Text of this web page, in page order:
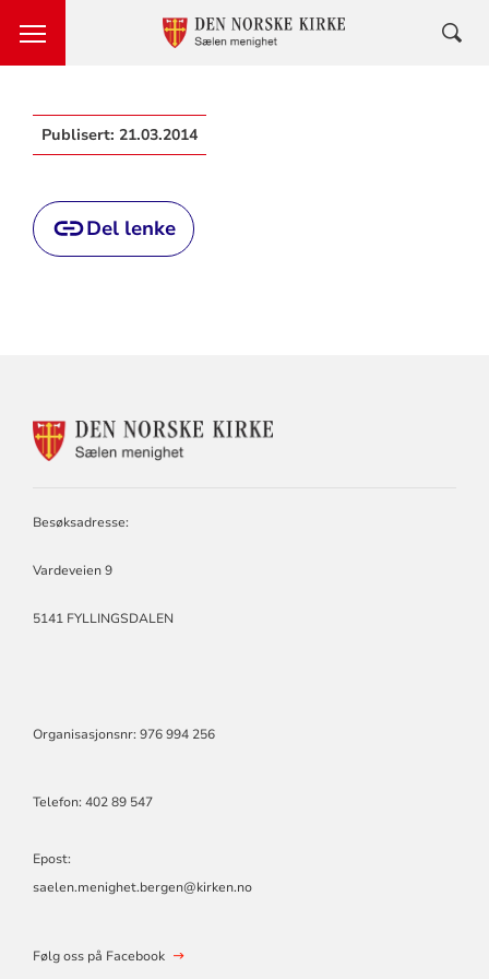
Publisert: 21.03.2014
Del lenke
KONTAKTINFORMASJON
Besøksadresse:
Vardeveien 9
5141 FYLLINGSDALEN
Organisasjonsnr: 976 994 256
Telefon: 402 89 547
Epost:
saelen.menighet.bergen@kirken.no
Følg oss på Facebook